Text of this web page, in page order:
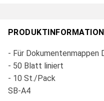
- Für Dokumentenmappen
- 50 Blatt liniert
- 10 St./Pack
SB-A4